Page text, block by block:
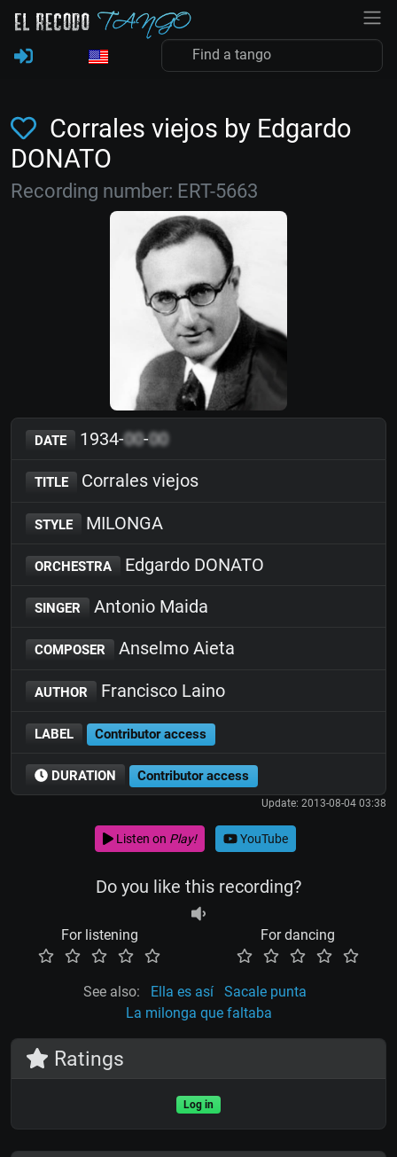
Corrales viejos by Edgardo
DONATO
Recording number: ERT-5663
DATE 1934-00-00
TITLE Corrales viejos
STYLE MILONGA
ORCHESTRA Edgardo DONATO
SINGER Antonio Maida
COMPOSER Anselmo Aieta
AUTHOR Francisco Laino
LABEL Contributor access
DURATION Contributor access
Update: 2013-08-04 03:38
Listen on Play! YouTube
Do you like this recording?
For listening For dancing
See also: Ella es así
Sacale punta
La milonga que faltaba
Ratings
Log in